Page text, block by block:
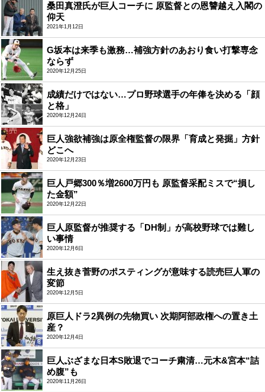
桑田真澄氏が巨人コーチに 原監督との恩讐越え入閣の
仰天
2021年1月12日
G坂本は来季も激務…補強方針のあおり食い打撃専念
ならず
2020年12月25日
成績だけではない…プロ野球選手の年俸を決める「顔
と格」
2020年12月24日
巨人強欲補強は原全権監督の限界「育成と発掘」方針
どこへ
2020年12月23日
巨人戸郷300％増2600万円も 原監督采配ミスで“損し
た金額”
2020年12月22日
巨人原監督が推奨する「DH制」が高校野球では難し
い事情
2020年12月6日
生え抜き菅野のポスティングが意味する読売巨人軍の
変節
2020年12月5日
原巨人ドラ2異例の先物買い 次期阿部政権への置き土
産？
2020年12月4日
巨人ぶざまな日本S敗退でコーチ粛清…元木&宮本“詰
め腹”も
2020年11月26日